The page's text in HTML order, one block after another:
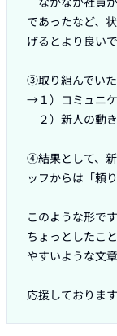
であったなど、
げるとより良い
③取り組んでい
→１）コミュニ
２）新人の動
④結果として、
ッフからは「頼
このような形で
ちょっとしたこ
やすいような文
応援しております